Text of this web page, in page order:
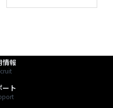
一覧
情報
ート